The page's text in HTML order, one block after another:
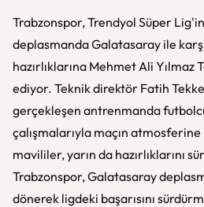
Trabzonspor, Trendyol Süper
deplasmanda Galatasaray ile
hazırlıklarına Mehmet Ali Yılmaz
ediyor. Teknik direktör Fatih
gerçekleşen antrenmanda
çalışmalarıyla maçın
mavililer, yarın da hazırlıklarını
Trabzonspor, Galatasaray
dönerek ligdeki başarısını